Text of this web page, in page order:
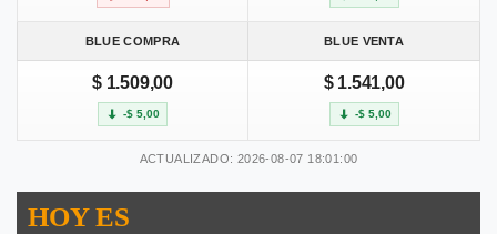
BLUE COMPRA BLUE VENTA
$ 1.509,00
-$ 5,00
$ 1.541,00
-$ 5,00
ACTUALIZADO: 2026-08-07 18:01:00
HOY ES